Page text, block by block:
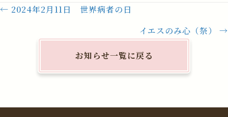
Posts
← 2024年2月11日 世界病者の日
イエスのみ心（祭） →
お知らせ一覧に戻る